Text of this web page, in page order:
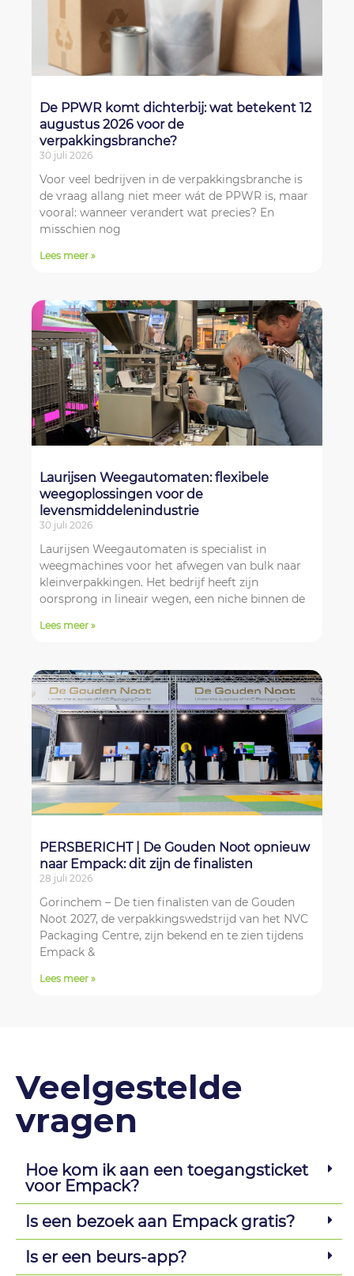
De PPWR komt dichterbij: wat betekent 12
augustus 2026 voor de
verpakkingsbranche?
30 juli 2026
Voor veel bedrijven in de verpakkingsbranche is
de vraag allang niet meer wát de PPWR is, maar
vooral: wanneer verandert wat precies? En
misschien nog
Lees meer »
Laurijsen Weegautomaten: flexibele
weegoplossingen voor de
levensmiddelenindustrie
30 juli 2026
Laurijsen Weegautomaten is specialist in
weegmachines voor het afwegen van bulk naar
kleinverpakkingen. Het bedrijf heeft zijn
oorsprong in lineair wegen, een niche binnen de
Lees meer »
PERSBERICHT | De Gouden Noot opnieuw
naar Empack: dit zijn de finalisten
28 juli 2026
Gorinchem – De tien finalisten van de Gouden
Noot 2027, de verpakkingswedstrijd van het NVC
Packaging Centre, zijn bekend en te zien tijdens
Empack &
Lees meer »
Veelgestelde
vragen
Hoe kom ik aan een toegangsticket
voor Empack?
Is een bezoek aan Empack gratis?
Is er een beurs-app?